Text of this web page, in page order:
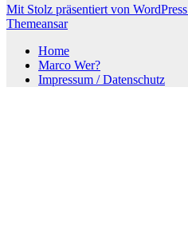
Mit Stolz präsentiert von WordPress
Themeansar
Home
Marco Wer?
Impressum / Datenschutz